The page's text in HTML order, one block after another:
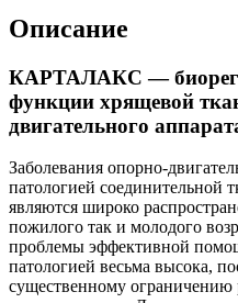
Описание
КАРТАЛАКС —
функции хрящевой
двигательного
Заболевания опорно-
патологией соединительной
являются широко
пожилого так и молодого
проблемы эффективной
патологией весьма высока,
существенному ограничению